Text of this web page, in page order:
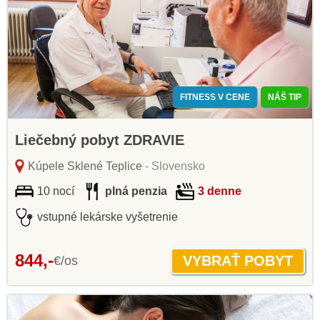
FITNESS V CENE NÁŠ TIP
Liečebný pobyt ZDRAVIE
Kúpele Sklené Teplice- Slovensko
10 nocí plná penzia 3 denne
vstupné lekárske vyšetrenie
844,-€/os